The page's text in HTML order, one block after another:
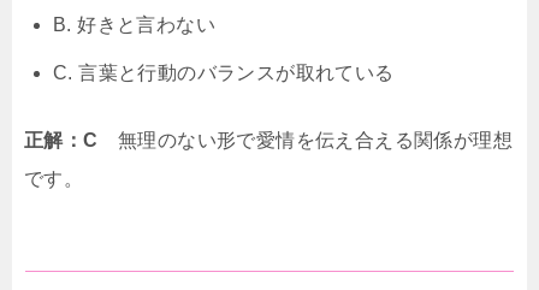
B. 好きと言わない
C. 言葉と行動のバランスが取れている
正解：C 無理のない形で愛情を伝え合える関係が理想
です。